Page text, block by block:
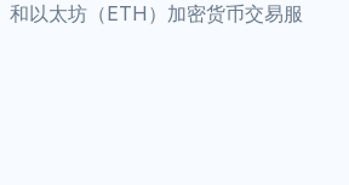
和以太坊（ETH）加密货币交易服